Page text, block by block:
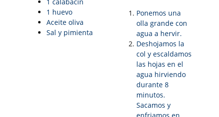
1 calabacín
1 huevo
Aceite oliva
Sal y pimienta
Ponemos una
olla grande con
agua a hervir.
Deshojamos la
col y escaldamos
las hojas en el
agua hirviendo
durante 8
minutos.
Sacamos y
enfriamos en